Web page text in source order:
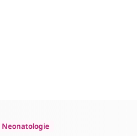
Neonatologie